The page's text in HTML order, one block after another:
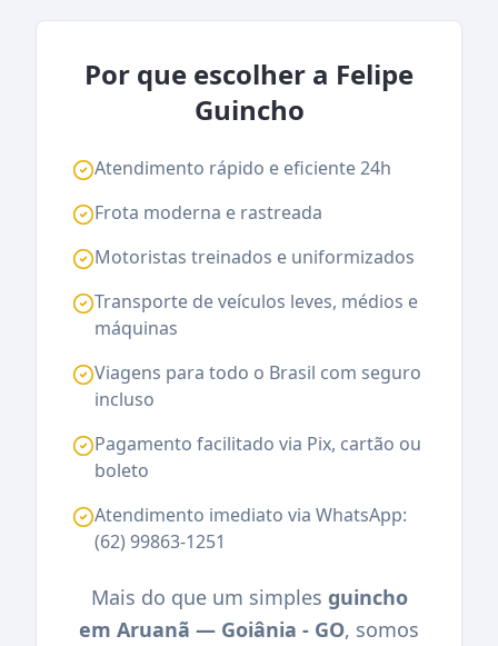
Por que escolher a Felipe
Guincho
Atendimento rápido e eficiente 24h
Frota moderna e rastreada
Motoristas treinados e uniformizados
Transporte de veículos leves, médios e
máquinas
Viagens para todo o Brasil com seguro
incluso
Pagamento facilitado via Pix, cartão ou
boleto
Atendimento imediato via WhatsApp:
(62) 99863-1251
Mais do que um simples guincho
em Aruanã — Goiânia - GO, somos